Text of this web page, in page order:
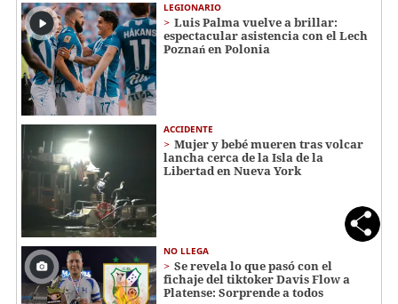
LEGIONARIO
Luis Palma vuelve a brillar:
espectacular asistencia con el Lech
Poznań en Polonia
ACCIDENTE
Mujer y bebé mueren tras volcar
lancha cerca de la Isla de la
Libertad en Nueva York
NO LLEGA
Se revela lo que pasó con el
fichaje del tiktoker Davis Flow a
Platense: Sorprende a todos